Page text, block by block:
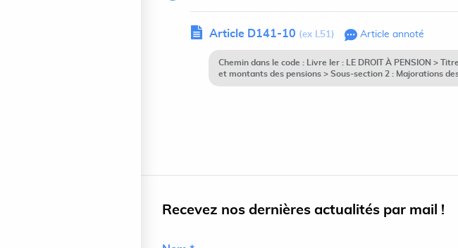
Article D141-10 (ex L51) Article annoté
Chemin dans le code : Livre Ier : LE DROIT À PENSION >
et montants des pensions > Sous-section 2 : Majorations
Recevez nos dernières actualités par mail !